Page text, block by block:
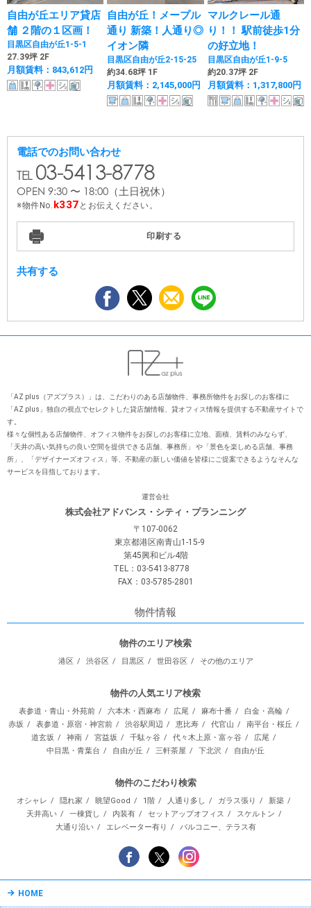
自由が丘エリア貸店
舗 ２階の１区画！
目黒区自由が丘1-5-1
27.39坪 2F
月額賃料：843,612円
自由が丘！メープル
通り 新築！人通り◎
イオン隣
目黒区自由が丘2-15-25
約34.68坪 1F
月額賃料：2,145,000円
マルクレール通
り！！ 駅前徒歩1分
の好立地！
目黒区自由が丘1-9-5
約20.37坪 2F
月額賃料：1,317,800円
電話でのお問い合わせ
03-5413-8778
OPEN 9:30 〜 18:00 （土日祝休）
物件No. k337 とお伝えください。
印刷する
共有する
「AZ plus（アズプラス）」は、こだわりのある店舗物件、事務所物件をお探しのお客様に
「AZ plus」独⾃の視点でセレクトした貸店舗情報、貸オフィス情報を提供する不動産サイトで
す。
様々な個性ある店舗物件、オフィス物件をお探しのお客様に⽴地、⾯積、賃料のみならず、
「天井の⾼い気持ちの良い空間を提供できる店舗、事務所」 や「景⾊を楽しめる店舗、事務
所」、「デザイナーズオフィス」等、不動産の新しい価値を皆様にご提案できるようなそんな
サービスを⽬指しております。
運営会社
株式会社アドバンス・シティ・プランニング
〒107-0062
東京都港区南青山1-15-9
第45興和ビル4階
TEL：03-5413-8778
FAX：03-5785-2801
物件情報
物件のエリア検索
港区 渋谷区 目黒区 世田谷区 その他のエリア
物件の人気エリア検索
表参道・青山・外苑前 六本木・西麻布 広尾 麻布十番
白金・高輪
赤坂
表参道・原宿・神宮前 渋谷駅周辺 恵比寿 代官山
南平台・桜丘
道玄坂
神南 宮益坂 千駄ヶ谷 代々木上原・富ヶ谷
広尾
中目黒・青葉台
自由が丘 三軒茶屋 下北沢 自由が丘
物件のこだわり検索
オシャレ 隠れ家 眺望Good 1階 人通り多し ガラス張り
新築
天井高い
一棟貨し 内装有 セットアップオフィス
スケルトン
大通り沿い
エレベーター有り バルコニー、テラス有
HOME